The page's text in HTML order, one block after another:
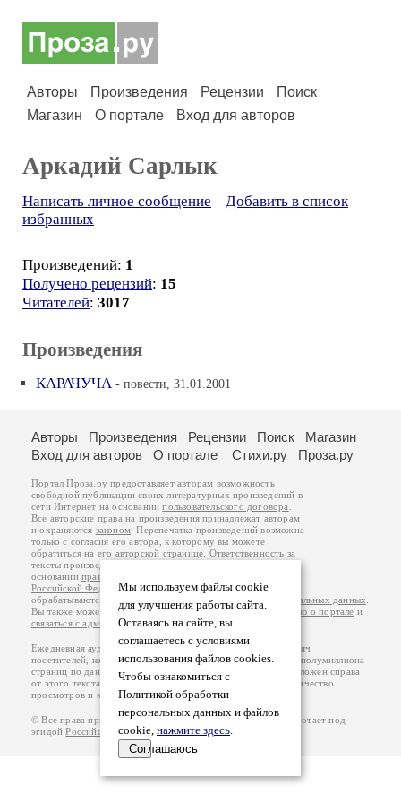
Авторы Произведения Рецензии
Поиск
Магазин
О портале Вход для авторов
Аркадий Сарлык
Написать личное сообщение
Добавить в список
избранных
Произведений: 1
Получено рецензий: 15
Читателей: 3017
Произведения
КАРАЧУЧА - повести, 31.01.2001
Мы используем файлы cookie
для улучшения работы сайта.
Оставаясь на сайте, вы
соглашаетесь с условиями
использования файлов cookies.
Чтобы ознакомиться с
Политикой обработки
персональных данных и файлов
cookie, нажмите здесь.
Соглашаюсь
Авторы Произведения Рецензии Поиск
Магазин
Вход для авторов
О портале Стихи.ру Проза.ру
Портал Проза.ру предоставляет авторам возможность
свободной публикации своих литературных произведений в
сети Интернет на основаниипользовательского договора
Все авторские права на произведения принадлежат авторам
и охраняются законом . Перепечатка произведений возможна
только с согласия его автора, к которому вы можете
обратиться на его авторской странице. Ответственность за
тексты произведений авторы несут самостоятельно на
основанииправил публикации
Российской Федерации. Данные пользователей
обрабатываются на основании
Политики обработки персональных данных
Вы также можете посмотреть более подробнуюинформацию о портале и
связаться с администрацией.
Ежедневная аудитория портала Проза.ру – порядка 100 тысяч
посетителей, которые в общей сумме просматривают более полумиллиона
страниц по данным счетчика посещаемости, который расположен справа
от этого текста. В каждой графе указано по две цифры: количество
просмотров и количество посетителей.
© Все права принадлежат авторам, 2000-2026. Портал работает под
эгидойРоссийского союза писателей.18+